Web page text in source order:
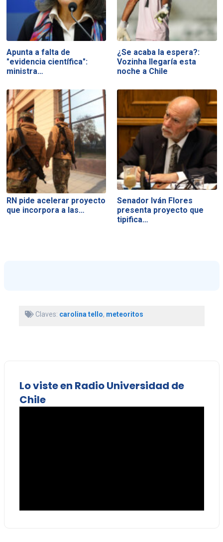
Apunta a falta de
"evidencia científica":
ministra…
¿Se acaba la espera?:
Vozinha llegaría esta
noche a Chile
RN pide acelerar proyecto
que incorpora a las…
Senador Iván Flores
presenta proyecto que
tipifica…
Claves: carolina tello, meteoritos
Lo viste en Radio Universidad de
Chile